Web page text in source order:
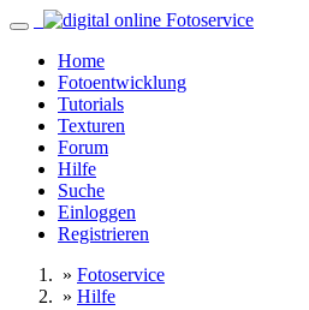
Home
Fotoentwicklung
Tutorials
Texturen
Forum
Hilfe
Suche
Einloggen
Registrieren
» Fotoservice
» Hilfe